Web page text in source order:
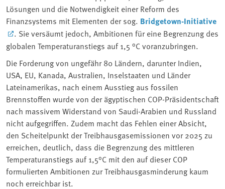
Lösungen und die Notwendigkeit einer Reform des
Finanzsystems mit Elementen der sog. Bridgetown-Initiative
. Sie versäumt jedoch, Ambitionen für eine Begrenzung des
globalen Temperaturanstiegs auf 1,5 °C voranzubringen.
Die Forderung von ungefähr 80 Ländern, darunter Indien,
USA, EU, Kanada, Australien, Inselstaaten und Länder
Lateinamerikas, nach einem Ausstieg aus fossilen
Brennstoffen wurde von der ägyptischen COP-Präsidentschaft
nach massivem Widerstand von Saudi-Arabien und Russland
nicht aufgegriffen. Zudem macht das Fehlen einer Absicht,
den Scheitelpunkt der Treibhausgasemissionen vor 2025 zu
erreichen, deutlich, dass die Begrenzung des mittleren
Temperaturanstiegs auf 1,5°C mit den auf dieser COP
formulierten Ambitionen zur Treibhausgasminderung kaum
noch erreichbar ist.